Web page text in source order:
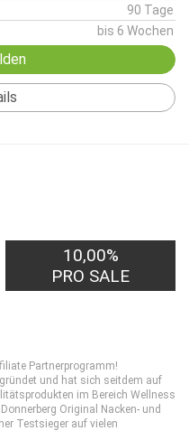
90 Tage
bis 6 Wochen
10,00%
PRO SALE
Partnerprogramm!
und hat sich seitdem auf
im Bereich Wellness
Original Nacken- und
Testsieger auf vielen